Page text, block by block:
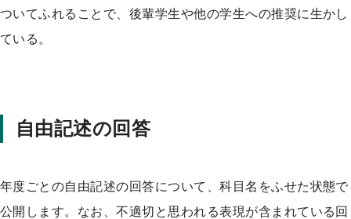
ついてふれることで、後輩学生や他の学生への推奨に生かし
ている。
自由記述の回答
年度ごとの自由記述の回答について、科目名をふせた状態で
公開します。なお、不適切と思われる表現が含まれている回